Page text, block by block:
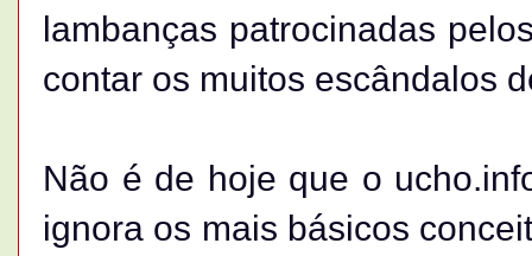
lambanças patrocinadas
contar os muitos escândalos
Não é de hoje que o
ignora os mais básicos